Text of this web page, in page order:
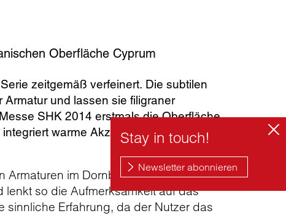
Oberfläche Cyprum
zeitgemäß verfeinert. Die subtilen
und lassen sie filigraner
SHK 2014 erstmals die Oberfläche
warme Akzenttöne in das Bad und
Armaturen im Dornbracht Programm.
lenkt so die Aufmerksamkeit auf das
sinnliche Erfahrung, da der Nutzer das